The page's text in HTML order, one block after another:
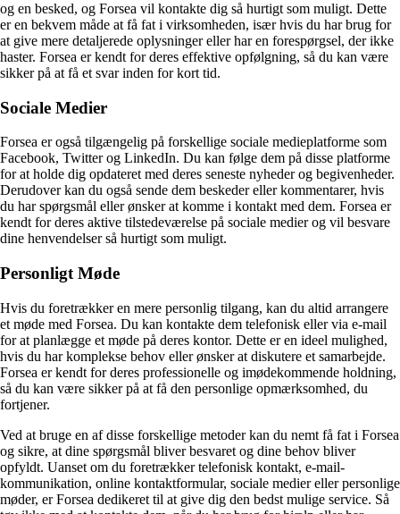
og en besked, og Forsea vil kontakte dig så hurtigt som muligt. Dette
er en bekvem måde at få fat i virksomheden, især hvis du har brug for
at give mere detaljerede oplysninger eller har en forespørgsel, der ikke
haster. Forsea er kendt for deres effektive opfølgning, så du kan være
sikker på at få et svar inden for kort tid.
Sociale Medier
Forsea er også tilgængelig på forskellige sociale medieplatforme som
Facebook, Twitter og LinkedIn. Du kan følge dem på disse platforme
for at holde dig opdateret med deres seneste nyheder og begivenheder.
Derudover kan du også sende dem beskeder eller kommentarer, hvis
du har spørgsmål eller ønsker at komme i kontakt med dem. Forsea er
kendt for deres aktive tilstedeværelse på sociale medier og vil besvare
dine henvendelser så hurtigt som muligt.
Personligt Møde
Hvis du foretrækker en mere personlig tilgang, kan du altid arrangere
et møde med Forsea. Du kan kontakte dem telefonisk eller via e-mail
for at planlægge et møde på deres kontor. Dette er en ideel mulighed,
hvis du har komplekse behov eller ønsker at diskutere et samarbejde.
Forsea er kendt for deres professionelle og imødekommende holdning,
så du kan være sikker på at få den personlige opmærksomhed, du
fortjener.
Ved at bruge en af disse forskellige metoder kan du nemt få fat i Forsea
og sikre, at dine spørgsmål bliver besvaret og dine behov bliver
opfyldt. Uanset om du foretrækker telefonisk kontakt, e-mail-
kommunikation, online kontaktformular, sociale medier eller personlige
møder, er Forsea dedikeret til at give dig den bedst mulige service. Så